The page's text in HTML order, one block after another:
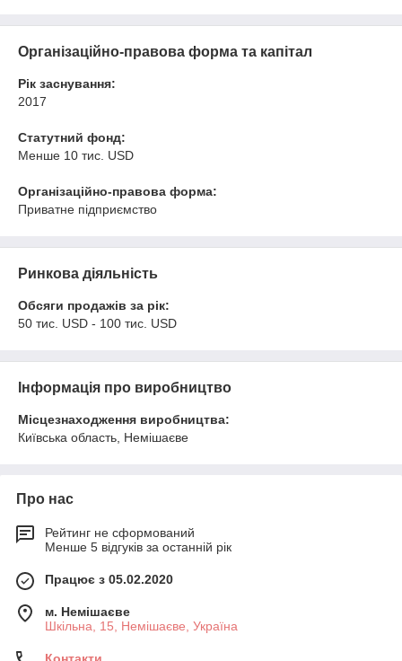
Організаційно-правова форма та капітал
Рік заснування:
2017
Статутний фонд:
Менше 10 тис. USD
Організаційно-правова форма:
Приватне підприємство
Ринкова діяльність
Обсяги продажів за рік:
50 тис. USD - 100 тис. USD
Інформація про виробництво
Місцезнаходження виробництва:
Київська область, Немішаєве
Про нас
Рейтинг не сформований
Менше 5 відгуків за останній рік
Працює з 05.02.2020
м. Немішаєве
Шкільна, 15, Немішаєве, Україна